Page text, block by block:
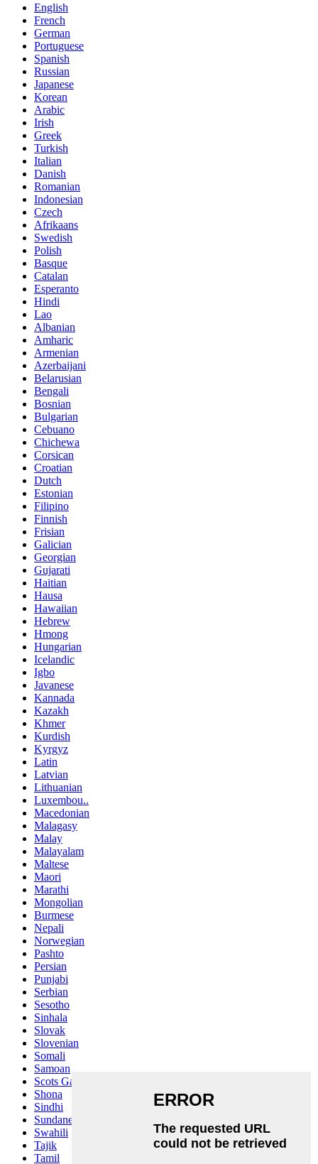
English
French
German
Portuguese
Spanish
Russian
Japanese
Korean
Arabic
Irish
Greek
Turkish
Italian
Danish
Romanian
Indonesian
Czech
Afrikaans
Swedish
Polish
Basque
Catalan
Esperanto
Hindi
Lao
Albanian
Amharic
Armenian
Azerbaijani
Belarusian
Bengali
Bosnian
Bulgarian
Cebuano
Chichewa
Corsican
Croatian
Dutch
Estonian
Filipino
Finnish
Frisian
Galician
Georgian
Gujarati
Haitian
Hausa
Hawaiian
Hebrew
Hmong
Hungarian
Icelandic
Igbo
Javanese
Kannada
Kazakh
Khmer
Kurdish
Kyrgyz
Latin
Latvian
Lithuanian
Luxembou..
Macedonian
Malagasy
Malay
Malayalam
Maltese
Maori
Marathi
Mongolian
Burmese
Nepali
Norwegian
Pashto
Persian
Punjabi
Serbian
Sesotho
Sinhala
Slovak
Slovenian
Somali
Samoan
Scots Gaelic
Shona
Sindhi
Sundanese
Swahili
Tajik
Tamil